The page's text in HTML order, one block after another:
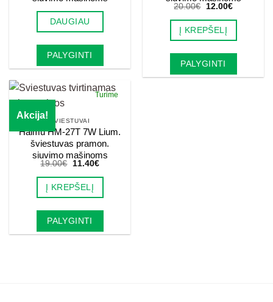
DAUGIAU
PALYGINTI
20.00€
Original
was:
20.00€.
12.00€Current
is:
Į KREPŠELĮ
PALYGINTI
Akcija!
Turime
ŠVIESTUVAI
Haimu HM-27T 7W Lium.
šviestuvas pramon.
siuvimo mašinoms
19.00€
Original
was:
19.00€.
11.40€Current
is:
Į KREPŠELĮ
PALYGINTI